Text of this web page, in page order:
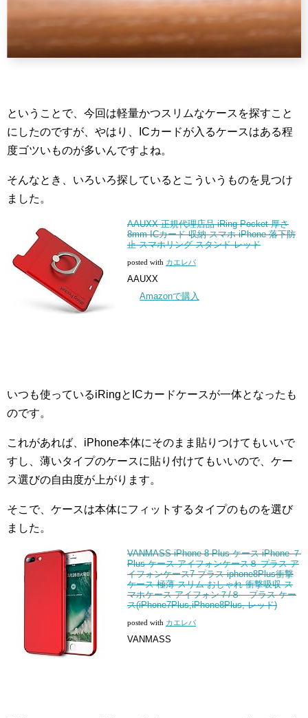
ということで、今回は軽量かつスリムなケースを探すこと
にしたのですが、やはり、ICカードが入るケースはある程
度ゴツいものが多いんですよね。
そんなとき、いろいろ探しているとこういうものを見つけ
ました。
AAUXX 正規代理店品 iRing Pocket 厚さ
8mm ICカード 収納 スマホ iPhone 落下防
止 スマホリング スタンド レッド
posted with カエレバ
AAUXX
Amazonで購入
いつも使っているiRingとICカードケースが一体となったも
のです。
これがあれば、iPhone本体にそのまま貼りつけてもいいで
すし、薄いタイプのケースに貼り付けてもいいので、ケー
ス選びの自由度が上がります。
そこで、ケースは本体にフィットするタイプのものを選び
ました。
VANMASS iPhone 8 Plus ケース iPhone ７
Plus ケース アイフォンケース８ プラス ア
イフォンケース7 プラス iphone8Plus衝撃
ケース 極薄 スリム おしゃれ 衝撃吸収 ス
マホケース アイフォン７/８ プラス ケー
ス(iPhone7Plus,iPhone8Plus, レッド)
posted with カエレバ
VANMASS